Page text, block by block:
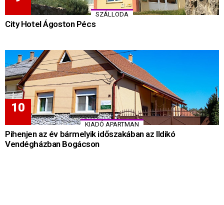
SZÁLLODA
City Hotel Ágoston Pécs
KIADÓ APARTMAN
Pihenjen az év bármelyik időszakában az Ildikó
Vendégházban Bogácson